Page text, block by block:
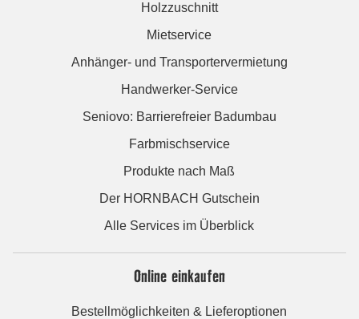
Holzzuschnitt
Mietservice
Anhänger- und Transportervermietung
Handwerker-Service
Seniovo: Barrierefreier Badumbau
Farbmischservice
Produkte nach Maß
Der HORNBACH Gutschein
Alle Services im Überblick
Online einkaufen
Bestellmöglichkeiten & Lieferoptionen